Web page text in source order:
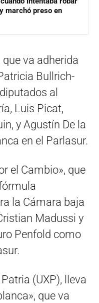
marchó preso en
que va adherida
Bullrich-
al
Luis Picat,
y Agustín De la
en el Parlasur.
el Cambio», que
la Cámara baja
Madussi y
Penfold como
(UXP), lleva
que va